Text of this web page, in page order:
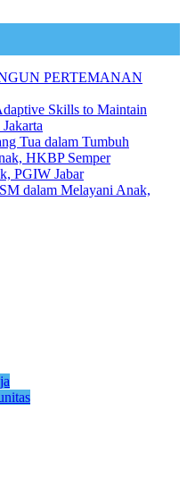
PERTEMANAN
Skills to Maintain
Tua dalam Tumbuh
HKBP Semper
PGIW Jabar
dalam Melayani Anak,